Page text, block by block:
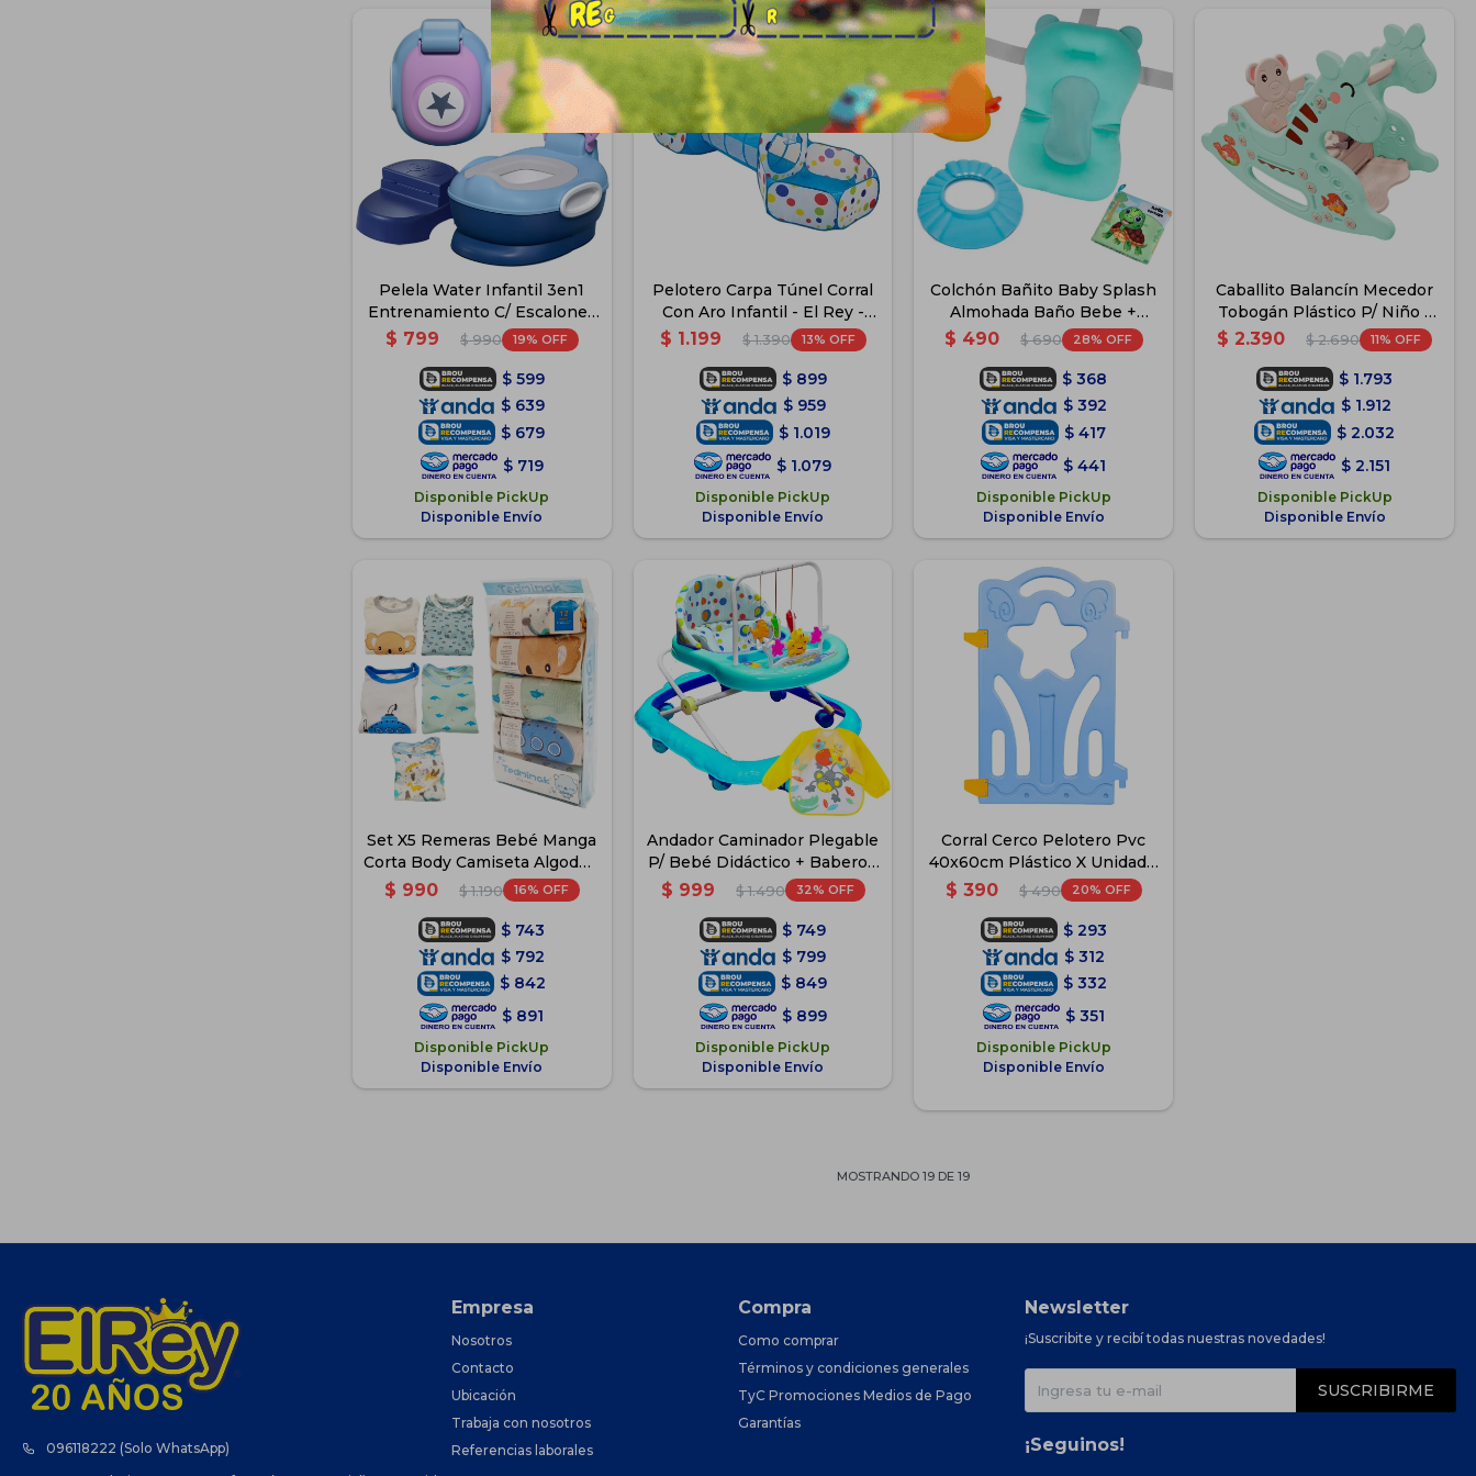
Pelela Water Infantil 3en1
Entrenamiento C/ Escalones
- Rosado-Azul
$ 799 $ 990 19
$ 599
$ 639
$ 679
$ 719
Disponible PickUp
Disponible Envío
Pelotero Carpa Túnel Corral
Con Aro Infantil - El Rey -
Azul
$ 1.199 $ 1.390 13
$ 899
$ 959
$ 1.019
$ 1.079
Disponible PickUp
Disponible Envío
Colchón Bañito Baby Splash
Almohada Baño Bebe +
Accesorios - Celeste
$ 490 $ 690 28
$ 368
$ 392
$ 417
$ 441
Disponible PickUp
Disponible Envío
Caballito Balancín Mecedor
Tobogán Plástico P/ Niño -
Celeste
$ 2.390 $ 2.690 11
$ 1.793
$ 1.912
$ 2.032
$ 2.151
Disponible PickUp
Disponible Envío
Set X5 Remeras Bebé Manga
Corta Body Camiseta Algodón
- Azul
$ 990 $ 1.190 16
$ 743
$ 792
$ 842
$ 891
Disponible PickUp
Disponible Envío
Andador Caminador Plegable
P/ Bebé Didáctico + Babero -
Azul
$ 999 $ 1.490 32
$ 749
$ 799
$ 849
$ 899
Disponible PickUp
Disponible Envío
Corral Cerco Pelotero Pvc
40x60cm Plástico X Unidad -
Azul
$ 390 $ 490 20
$ 293
$ 312
$ 332
$ 351
Disponible PickUp
Disponible Envío
MOSTRANDO 19DE 19
096118222 (Solo WhatsApp)
Empresa
Nosotros
Contacto
Ubicación
Trabaja con nosotros
Referencias laborales
Compra
Como comprar
Términos y condiciones generales
TyC Promociones Medios de Pago
Garantías
Newsletter
¡Suscribite y recibí todas nuestras novedades!
SUSCRIBIRME
¡Seguinos!